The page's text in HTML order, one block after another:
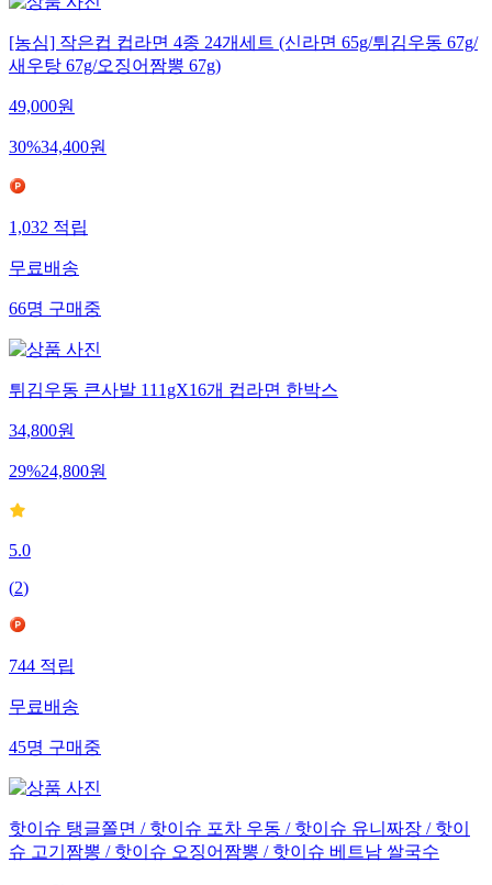
[농심] 작은컵 컵라면 4종 24개세트 (신라면 65g/튀김우동 67g/
새우탕 67g/오징어짬뽕 67g)
49,000원
30%34,400원
1,032적립
무료배송
66명구매중
튀김우동 큰사발 111gX16개 컵라면 한박스
34,800원
29%24,800원
5.0
(2)
744적립
무료배송
45명구매중
핫이슈 탱글쫄면 / 핫이슈 포차 우동 / 핫이슈 유니짜장 / 핫이
슈 고기짬뽕 / 핫이슈 오징어짬뽕 / 핫이슈 베트남 쌀국수